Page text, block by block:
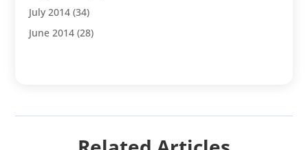
July 2014 (34)
June 2014 (28)